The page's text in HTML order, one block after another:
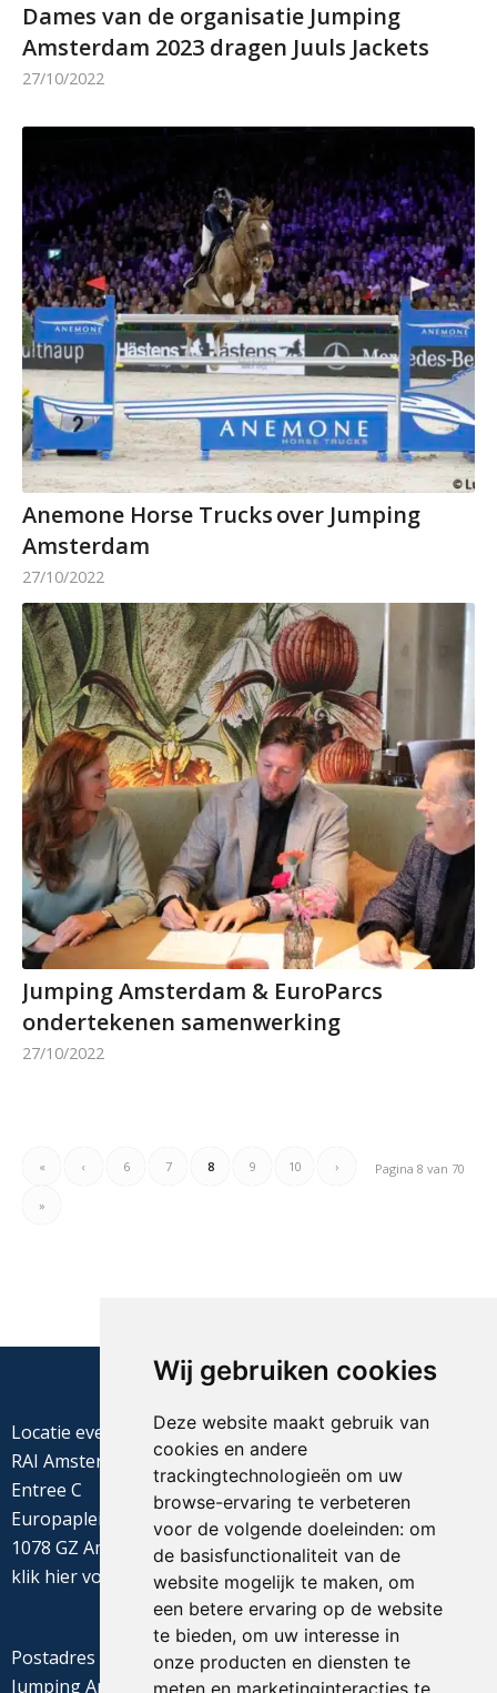
Wij gebruiken cookies
Deze website maakt gebruik van
cookies en andere
trackingtechnologieën om uw
browse-ervaring te verbeteren
voor de volgende doeleinden: om
de basisfunctionaliteit van de
website mogelijk te maken, om
een betere ervaring op de website
te bieden, om uw interesse in
onze producten en diensten te
meten en marketinginteracties te
Dames van de organisatie Jumping
Amsterdam 2023 dragen Juuls Jackets
27/10/2022
Anemone Horse Trucks over Jumping
Amsterdam
27/10/2022
Jumping Amsterdam & EuroParcs
ondertekenen samenwerking
27/10/2022
Pagina 8 van 70
« ‹ 6 7 8 9 10 ›
»
Locatie evenement
RAI Amsterdam
Entree C
Europaplein 22
1078 GZ Amsterdam
klik hiervoor de routebeschrijving
Postadres
Jumping Amsterdam